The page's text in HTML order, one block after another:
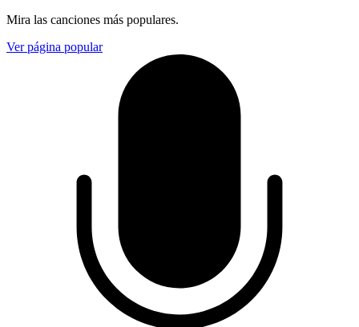
Mira las canciones más populares.
Ver página popular